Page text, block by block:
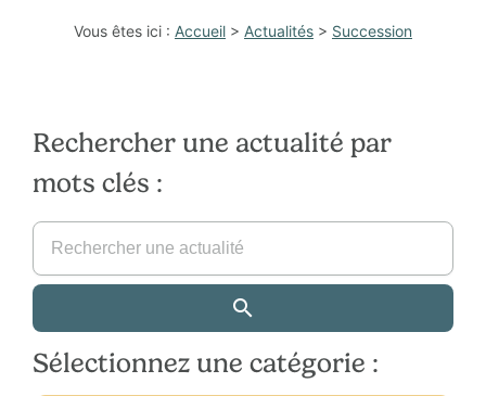
Vous êtes ici : Accueil> Actualités> Succession
Rechercher une actualité par
mots clés :
Sélectionnez une catégorie :